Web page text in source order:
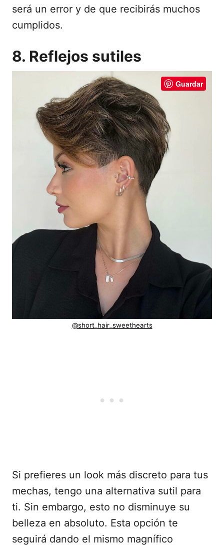
será un error y de que recibirás muchos
cumplidos.
8. Reflejos sutiles
Guardar
@short_hair_sweethearts
Si prefieres un look más discreto para tus
mechas, tengo una alternativa sutil para
ti. Sin embargo, esto no disminuye su
belleza en absoluto. Esta opción te
seguirá dando el mismo magnífico